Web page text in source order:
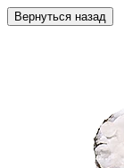
Вернуться назад